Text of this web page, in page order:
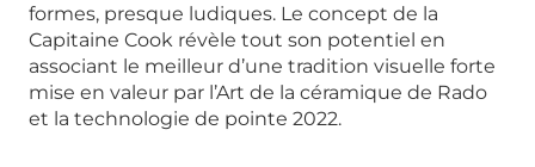
formes, presque ludiques. Le concept de la
Capitaine Cook révèle tout son potentiel en
associant le meilleur d’une tradition visuelle forte
mise en valeur par l’Art de la céramique de Rado
et la technologie de pointe 2022.